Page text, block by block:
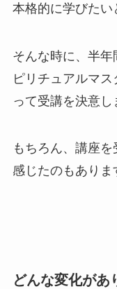
本格的に学びたい
そんな時に、半
ピリチュアルマ
って受講を決意し
もちろん、講座
感じたのもありま
どんな変化があ